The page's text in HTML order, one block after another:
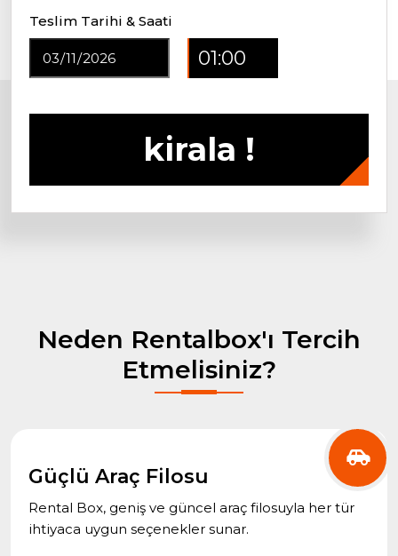
Teslim Tarihi & Saati
kirala !
Neden Rentalbox'ı Tercih
Etmelisiniz?
Güçlü Araç Filosu
Rental Box, geniş ve güncel araç filosuyla her tür
ihtiyaca uygun seçenekler sunar.